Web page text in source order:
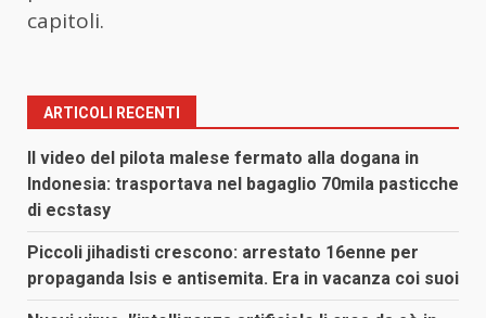
capitoli.
ARTICOLI RECENTI
Il video del pilota malese fermato alla dogana in
Indonesia: trasportava nel bagaglio 70mila pasticche
di ecstasy
Piccoli jihadisti crescono: arrestato 16enne per
propaganda Isis e antisemita. Era in vacanza coi suoi